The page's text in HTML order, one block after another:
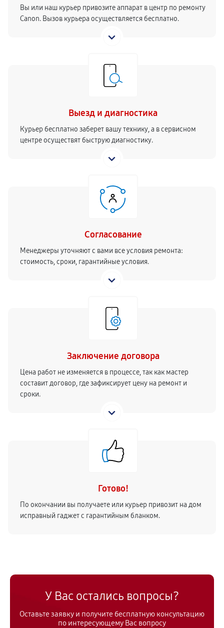
Вы или наш курьер привозите аппарат в центр по ремонту
Canon. Вызов курьера осуществляется бесплатно.
Выезд и диагностика
Курьер бесплатно заберет вашу технику, а в сервисном
центре осуществят быструю диагностику.
Согласование
Менеджеры уточняют с вами все условия ремонта:
стоимость, сроки, гарантийные условия.
Заключение договора
Цена работ не изменяется в процессе, так как мастер
составит договор, где зафиксирует цену на ремонт и
сроки.
Готово!
По окончании вы получаете или курьер привозит на дом
исправный гаджет с гарантийным бланком.
У Вас остались вопросы?
Оставьте заявку и получите бесплатную консультацию
по интересующему Вас вопросу